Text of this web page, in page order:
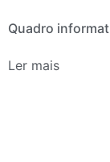
Quadro
Ler mais